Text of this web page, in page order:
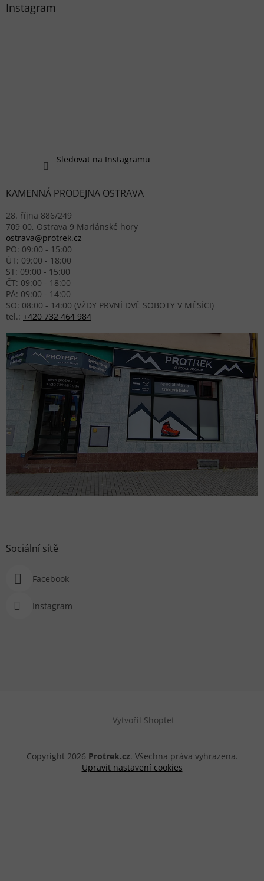
Instagram
Sledovat na Instagramu
KAMENNÁ PRODEJNA OSTRAVA
28. října 886/249
709 00, Ostrava 9 Mariánské hory
ostrava@protrek.cz
PO: 09:00 - 15:00
ÚT: 09:00 - 18:00
ST: 09:00 - 15:00
ČT: 09:00 - 18:00
PÁ: 09:00 - 14:00
SO: 08:00 - 14:00 (VŽDY PRVNÍ DVĚ SOBOTY V MĚSÍCI)
tel.: +420 732 464 984
Sociální sítě
Facebook
Instagram
Vytvořil Shoptet
Copyright 2026 Protrek.cz. Všechna práva vyhrazena.
Upravit nastavení cookies